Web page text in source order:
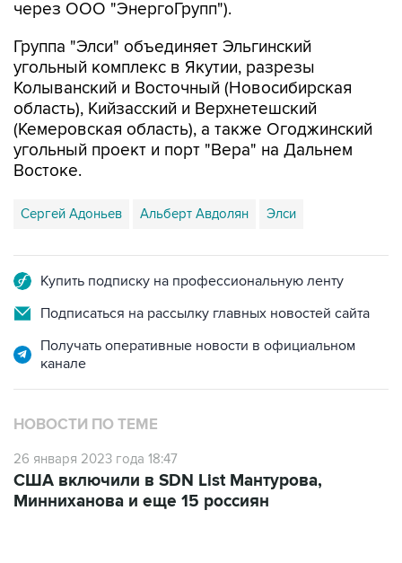
через ООО "ЭнергоГрупп").
Группа "Элси" объединяет Эльгинский
угольный комплекс в Якутии, разрезы
Колыванский и Восточный (Новосибирская
область), Кийзасский и Верхнетешский
(Кемеровская область), а также Огоджинский
угольный проект и порт "Вера" на Дальнем
Востоке.
Сергей Адоньев Альберт Авдолян Элси
Купить подписку на профессиональную ленту
Подписаться на рассылку главных новостей сайта
Получать оперативные новости в официальном
канале
НОВОСТИ ПО ТЕМЕ
26 января 2023 года 18:47
США включили в SDN List Мантурова,
Минниханова и еще 15 россиян